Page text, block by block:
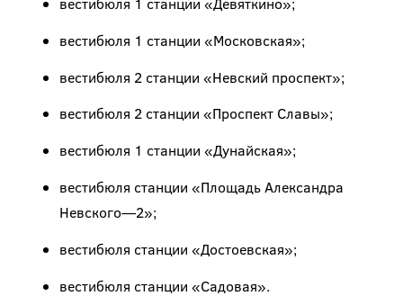
вестибюля 1 станции «Московская»;
вестибюля 2 станции «Невский проспект»;
вестибюля 2 станции «Проспект Славы»;
вестибюля 1 станции «Дунайская»;
вестибюля станции «Площадь Александра
Невского—2»;
вестибюля станции «Достоевская»;
вестибюля станции «Садовая».